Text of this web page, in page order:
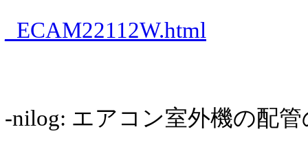
_ECAM22112W.html
-nilog: エアコン室外機の配